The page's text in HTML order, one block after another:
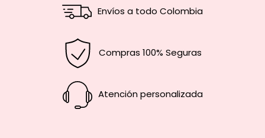
Envíos a todo Colombia
Compras 100% Seguras
Atención personalizada